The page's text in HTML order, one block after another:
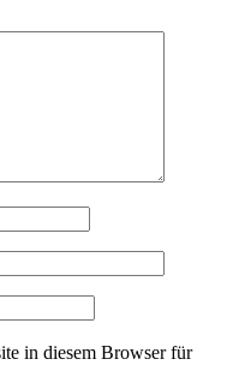
in diesem Browser für